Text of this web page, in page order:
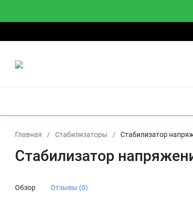
Главная / Стабилизаторы / Стабилизатор
Стабилизатор
Обзор Отзывы (0)